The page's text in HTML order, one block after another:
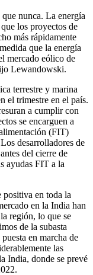
nunca. La energía
los proyectos de
más rápidamente
que la energía
mercado eólico de
Lewandowski.
terrestre y marina
el trimestre en el país.
a cumplir con
se encarguen a
(FIT)
desarrolladores de
del cierre de
ayudas FIT a la
positiva en toda la
en la India han
región, lo que se
de la subasta
en marcha de
las
India, donde se prevé